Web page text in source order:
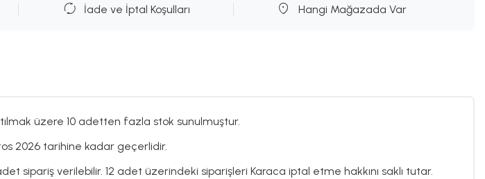
İade ve İptal Koşulları Hangi Mağazada Var
üzere 10 adetten fazla stok sunulmuştur.
2026 tarihine kadar geçerlidir.
sipariş verilebilir. 12 adet üzerindeki siparişleri Karaca iptal etme hakkını saklı tutar.